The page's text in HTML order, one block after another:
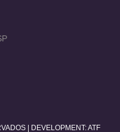
| DEVELOPMENT:ATF